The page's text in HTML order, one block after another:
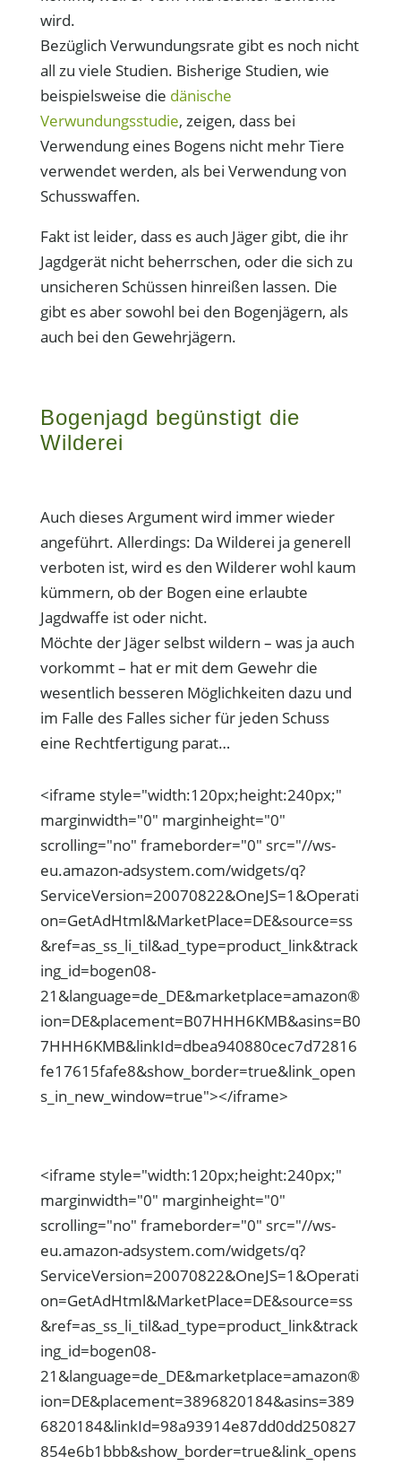
wird.
Bezüglich Verwundungsrate gibt es noch nicht
all zu viele Studien. Bisherige Studien, wie
beispielsweise die dänische
Verwundungsstudie, zeigen, dass bei
Verwendung eines Bogens nicht mehr Tiere
verwendet werden, als bei Verwendung von
Schusswaffen.
Fakt ist leider, dass es auch Jäger gibt, die ihr
Jagdgerät nicht beherrschen, oder die sich zu
unsicheren Schüssen hinreißen lassen. Die
gibt es aber sowohl bei den Bogenjägern, als
auch bei den Gewehrjägern.
Bogenjagd begünstigt die
Wilderei
Auch dieses Argument wird immer wieder
angeführt. Allerdings: Da Wilderei ja generell
verboten ist, wird es den Wilderer wohl kaum
kümmern, ob der Bogen eine erlaubte
Jagdwaffe ist oder nicht.
Möchte der Jäger selbst wildern – was ja auch
vorkommt – hat er mit dem Gewehr die
wesentlich besseren Möglichkeiten dazu und
im Falle des Falles sicher für jeden Schuss
eine Rechtfertigung parat…
<iframe style="width:120px;height:240px;"
marginwidth="0" marginheight="0"
scrolling="no" frameborder="0" src="//ws-
eu.amazon-adsystem.com/widgets/q?
ServiceVersion=20070822&OneJS=1&Operati
on=GetAdHtml&MarketPlace=DE&source=ss
&ref=as_ss_li_til&ad_type=product_link&track
ing_id=bogen08-
21&language=de_DE&marketplace=amazon®
ion=DE&placement=B07HHH6KMB&asins=B0
7HHH6KMB&linkId=dbea940880cec7d72816
fe17615fafe8&show_border=true&link_open
s_in_new_window=true"></iframe>
<iframe style="width:120px;height:240px;"
marginwidth="0" marginheight="0"
scrolling="no" frameborder="0" src="//ws-
eu.amazon-adsystem.com/widgets/q?
ServiceVersion=20070822&OneJS=1&Operati
on=GetAdHtml&MarketPlace=DE&source=ss
&ref=as_ss_li_til&ad_type=product_link&track
ing_id=bogen08-
21&language=de_DE&marketplace=amazon®
ion=DE&placement=3896820184&asins=389
6820184&linkId=98a93914e87dd0dd250827
854e6b1bbb&show_border=true&link_opens